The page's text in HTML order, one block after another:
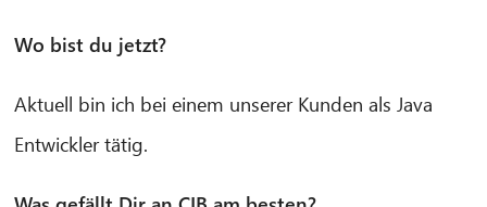
Wo bist du jetzt?
Aktuell bin ich bei einem unserer Kunden als Java
Entwickler tätig.